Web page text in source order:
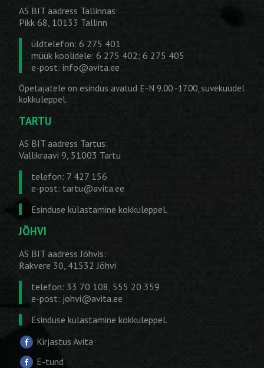
AS BIT aadress Tallinnas:
Pikk 68, 10133 Tallinn
üldtelefon: 6 275 401
müük koolidele: 6 275 402; 6 275 405
e-post: info@avita.ee
Õpetajatele on esindus avatud E-N 9.00 -17.00, suvekuudel
kokkuleppel.
TARTU
AS BIT aadress Tartus:
Vallikraavi 9, 51003 Tartu
telefon: 7 427 156
e-post: tartu@avita.ee
Esinduse külastamine kokkuleppel.
JÕHVI
AS BIT aadress Jõhvis:
Rakvere 30, 41532 Jõhvi
telefon: 33 70 108, 555 20 359
e-post: johvi@avita.ee
Esinduse külastamine kokkuleppel.
Kirjastus Avita
E-tund